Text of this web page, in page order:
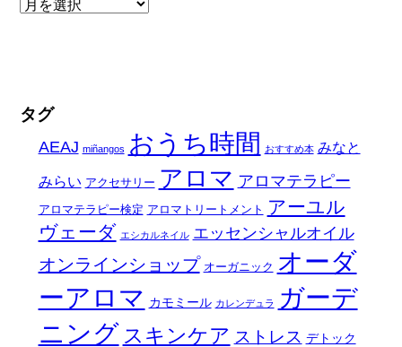
タグ
AEAJ miñangos おうち時間 おすすめ本 みなと
みらい アクセサリー アロマ アロマテラピー
アロマテラピー検定 アロマトリートメント アーユル
ヴェーダ エシカルネイル エッセンシャルオイル
オンラインショップ オーガニック オーダ
ーアロマ カモミール カレンデュラ
ガーデ
ニング スキンケア ストレス デトック